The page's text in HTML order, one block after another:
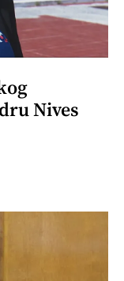
Nives